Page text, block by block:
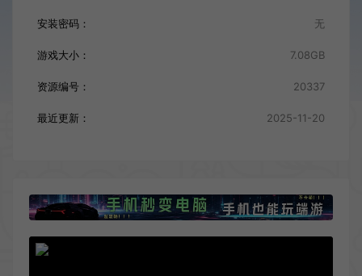
安装密码： 无
游戏大小： 7.08GB
资源编号： 20337
最近更新： 2025-11-20